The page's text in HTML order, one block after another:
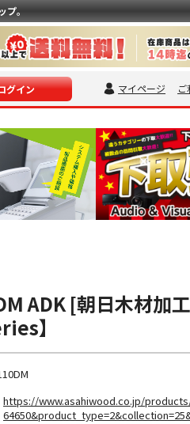
。
グイン マイページ
ADK [朝日木材加
】
https://www.asahiwood.co.jp/